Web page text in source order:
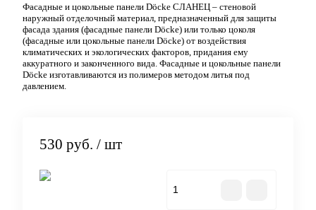
Фасадные и цокольные панели Döcke СЛАНЕЦ – стеновой
наружный отделочный материал, предназначенный для защиты
фасада здания (фасадные панели Döcke) или только цоколя
(фасадные или цокольные панели Döcke) от воздействия
климатических и экологических факторов, придания ему
аккуратного и законченного вида. Фасадные и цокольные панели
Döcke изготавливаются из полимеров методом литья под
давлением.
530 руб. / шт